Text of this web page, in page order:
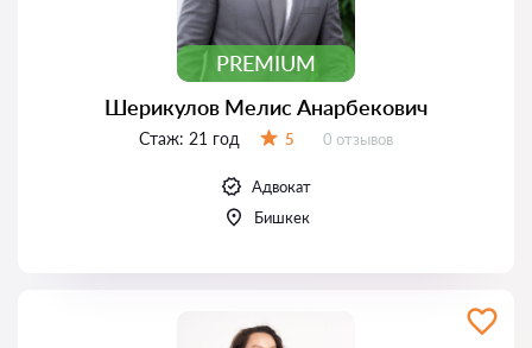
PREMIUM
Шерикулов Мелис Анарбекович
Стаж: 21 год 5 Отзывов:
0 отзывов
Адвокат
Бишкек